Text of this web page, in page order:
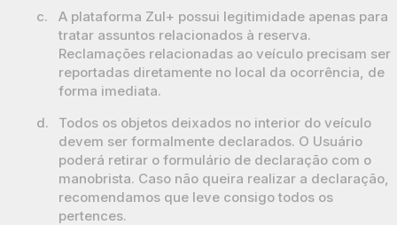
c.
A plataforma Zul+ possui legitimidade apenas para
tratar assuntos relacionados à reserva.
Reclamações relacionadas ao veículo precisam ser
reportadas diretamente no local da ocorrência, de
forma imediata.
d.
Todos os objetos deixados no interior do veículo
devem ser formalmente declarados. O Usuário
poderá retirar o formulário de declaração com o
manobrista. Caso não queira realizar a declaração,
recomendamos que leve consigo todos os
pertences.